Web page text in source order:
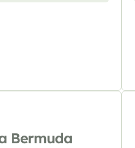
Bermuda